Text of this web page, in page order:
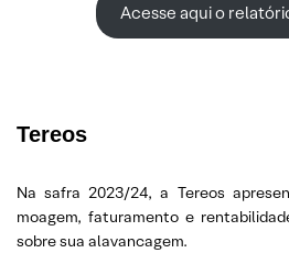
Acesse aqui o
Tereos
Na safra 2023/24, a Tereos
moagem, faturamento e
sobre sua alavancagem.